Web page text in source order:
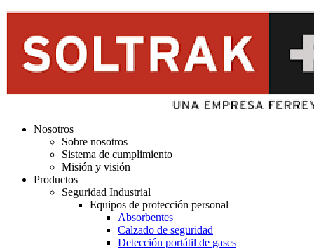
Nosotros
Sobre nosotros
Sistema de cumplimiento
Misión y visión
Productos
Seguridad Industrial
Equipos de protección personal
Absorbentes
Calzado de seguridad
Detección portátil de gases